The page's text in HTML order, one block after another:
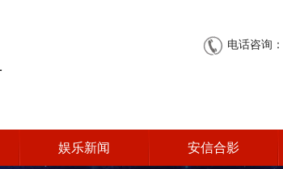
电话咨询：
娱乐新闻 安信合影